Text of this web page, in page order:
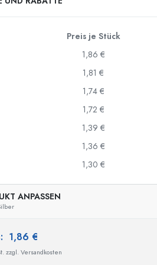
Preis je Stück
1,86 €
1,81 €
1,74 €
1,72 €
1,39 €
1,36 €
1,30 €
ANPASSEN
1,86 €
zzgl. Versandkosten